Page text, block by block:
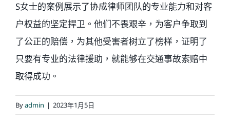
S女士的案例展示了协成律师团队的专业能力和对客
户权益的坚定捍卫。他们不畏艰辛，为客户争取到
了公正的赔偿，为其他受害者树立了榜样，证明了
只要有专业的法律援助，就能够在交通事故索赔中
取得成功。
Byadmin | 2023年1月5日
经典结案